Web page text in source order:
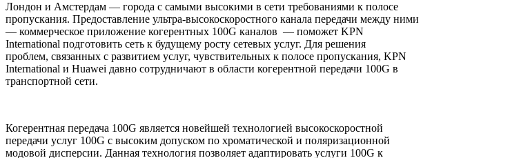
Лондон и Амстердам — города с самыми высокими в сети требованиями к полосе
пропускания. Предоставление ультра-высокоскоростного канала передачи между ними
— коммерческое приложение когерентных 100G каналов — поможет KPN
International подготовить сеть к будущему росту сетевых услуг. Для решения
проблем, связанных с развитием услуг, чувствительных к полосе пропускания, KPN
International и Huawei давно сотрудничают в области когерентной передачи 100G в
транспортной сети.
Когерентная передача 100G является новейшей технологией высокоскоростной
передачи услуг 100G с высоким допуском по хроматической и поляризационной
модовой дисперсии. Данная технология позволяет адаптировать услуги 100G к